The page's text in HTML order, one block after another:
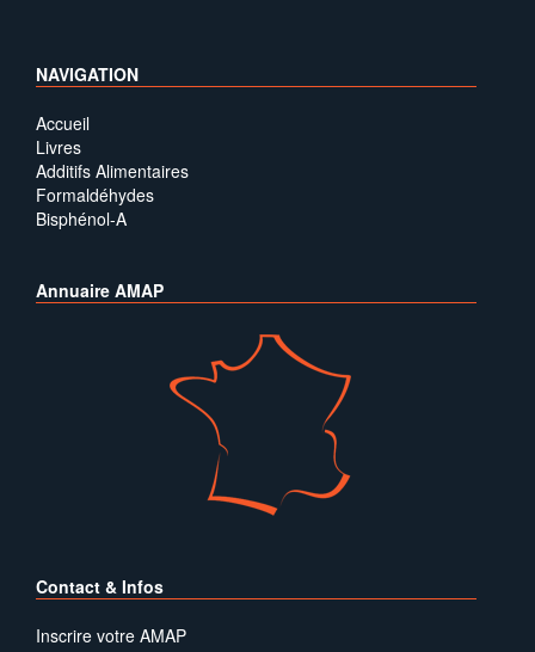
NAVIGATION
Accueil
Livres
Additifs Alimentaires
Formaldéhydes
Bisphénol-A
Annuaire AMAP
Contact & Infos
Inscrire votre AMAP